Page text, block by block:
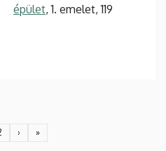
épület, 1. emelet, 119
Következő
›
Utolsó
»